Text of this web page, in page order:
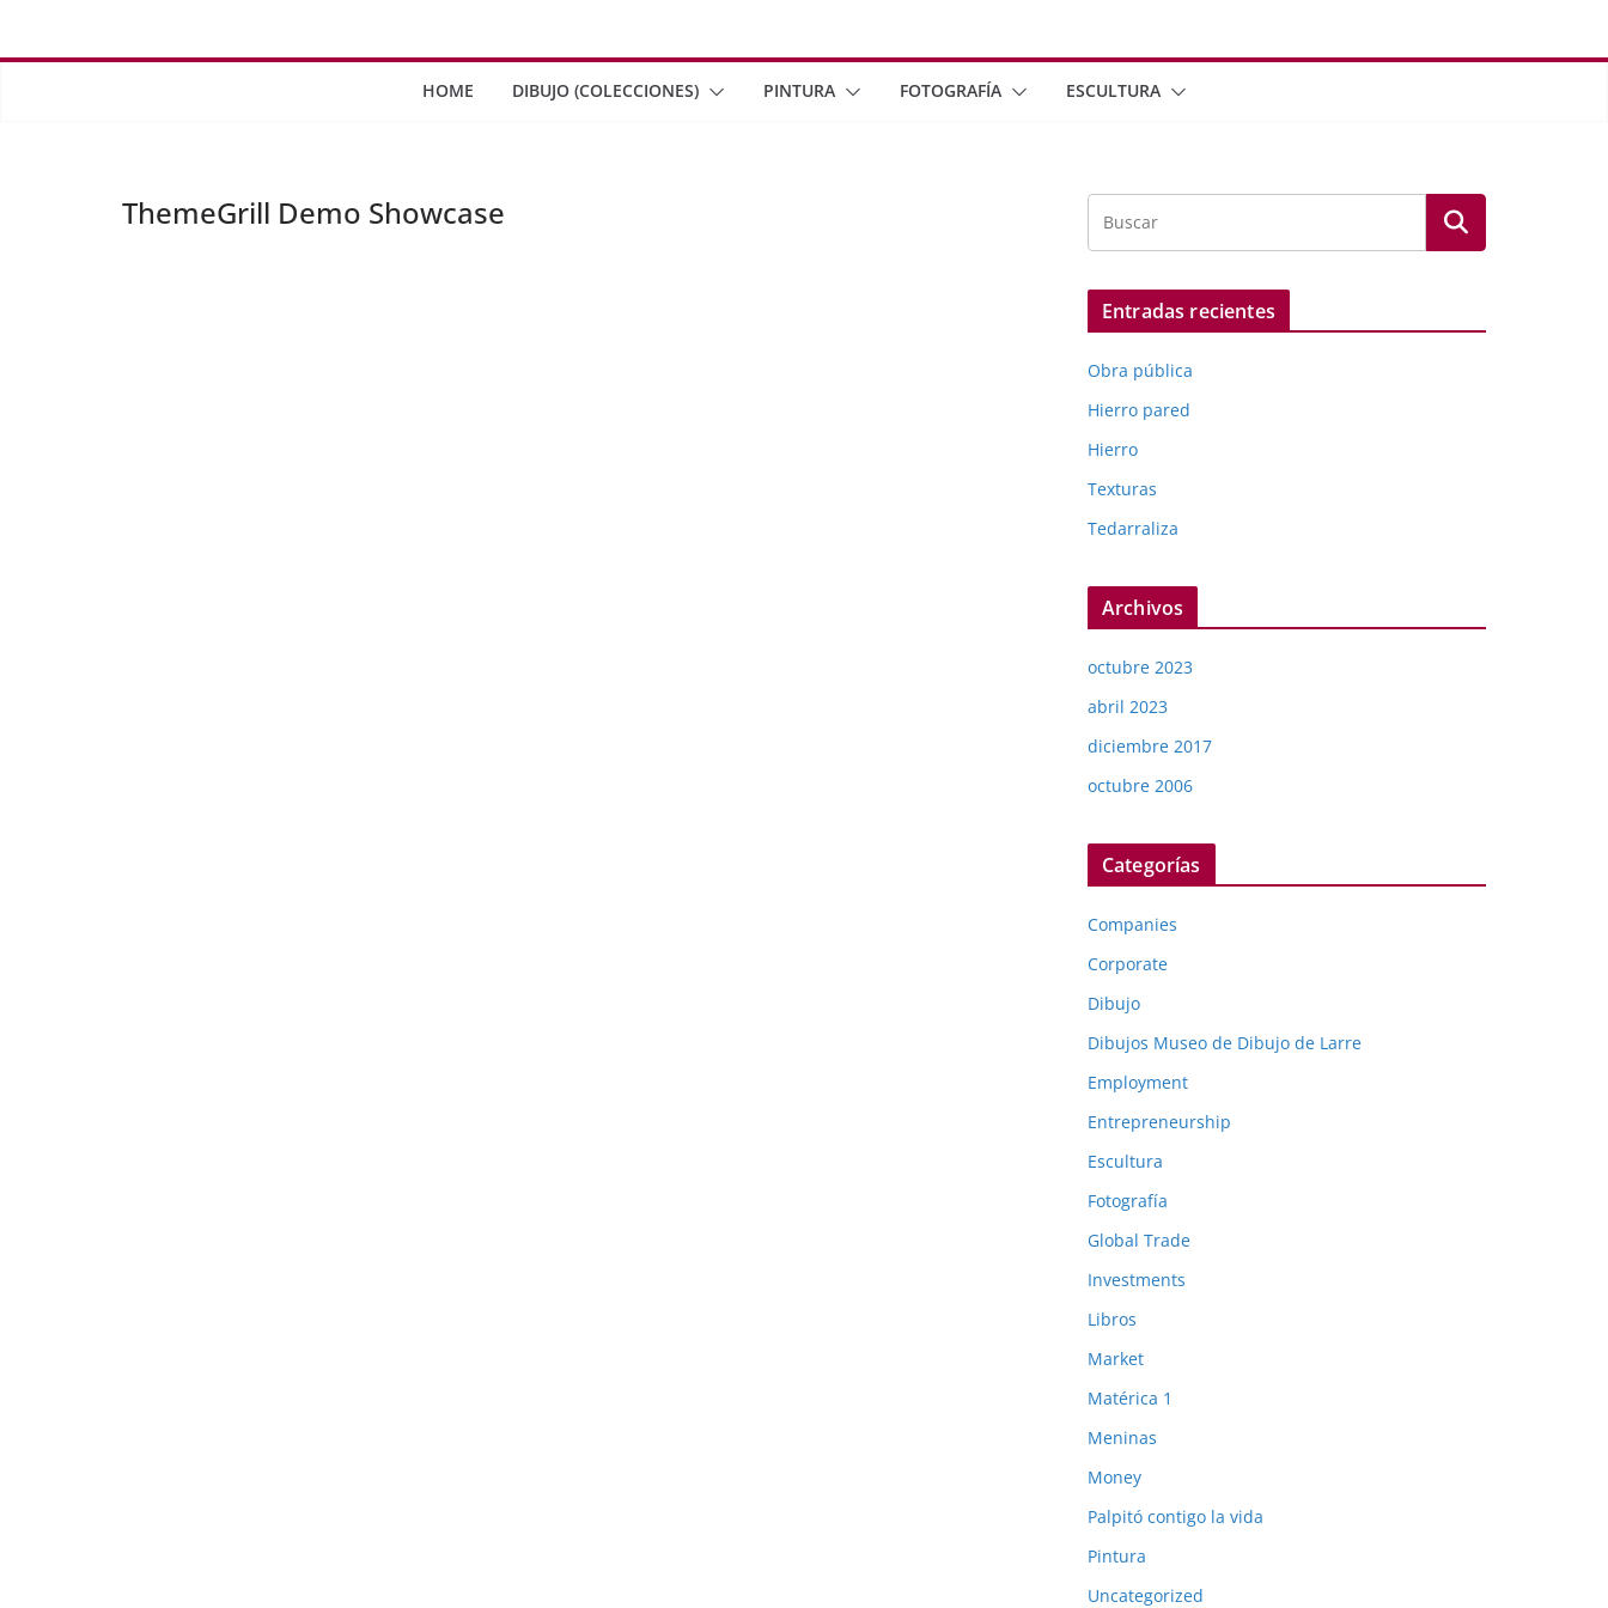
HOME DIBUJO (COLECCIONES) PINTURA FOTOGRAFÍA ESCULTURA
ThemeGrill Demo Showcase
Entradas recientes
Obra pública
Hierro pared
Hierro
Texturas
Tedarraliza
Archivos
octubre 2023
abril 2023
diciembre 2017
octubre 2006
Categorías
Companies
Corporate
Dibujo
Dibujos Museo de Dibujo de Larre
Employment
Entrepreneurship
Escultura
Fotografía
Global Trade
Investments
Libros
Market
Matérica 1
Meninas
Money
Palpitó contigo la vida
Pintura
Uncategorized